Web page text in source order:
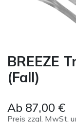
BREEZE
(Fall)
Ab 87,00 €
Preis zzgl. MwSt.